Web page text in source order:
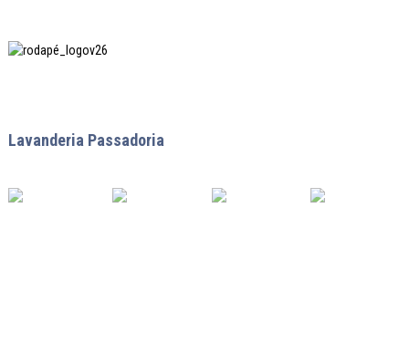
Lavanderia Passadoria